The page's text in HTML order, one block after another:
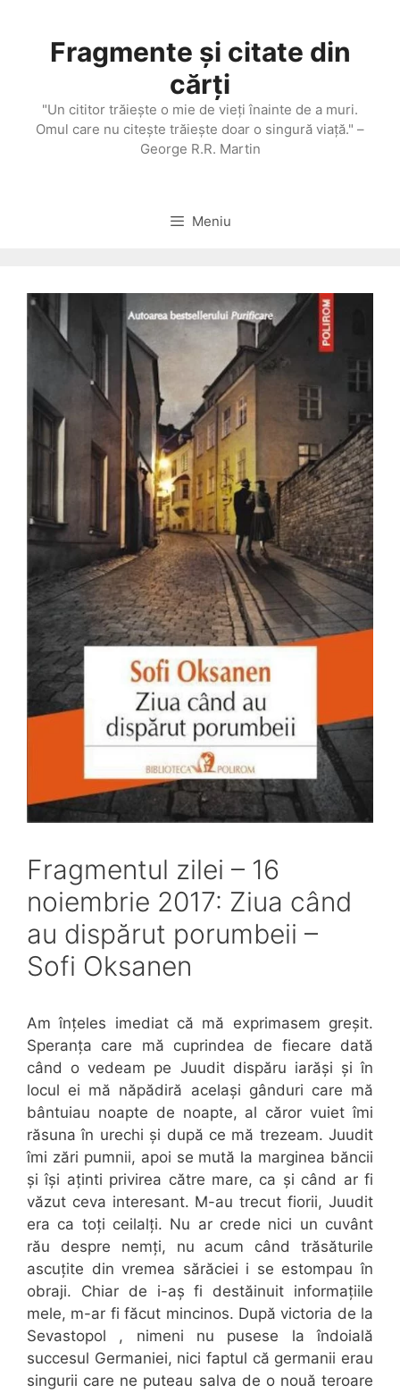
conținutFragmente și citate din
cărți
"Un cititor trăieşte o mie de vieţi înainte de a muri.
Omul care nu citeşte trăieşte doar o singură viaţă." –
George R.R. Martin
Meniu
Fragmentul zilei – 16
noiembrie 2017: Ziua când
au dispărut porumbeii –
Sofi Oksanen
Am înțeles imediat că mă exprimasem greșit.
Speranța care mă cuprindea de fiecare dată
când o vedeam pe Juudit dispăru iarăși și în
locul ei mă năpădiră același gânduri care mă
bântuiau noapte de noapte, al căror vuiet îmi
răsuna în urechi și după ce mă trezeam. Juudit
îmi zări pumnii, apoi se mută la marginea băncii
și își aținti privirea către mare, ca și când ar fi
văzut ceva interesant. M-au trecut fiorii, Juudit
era ca toți ceilalți. Nu ar crede nici un cuvânt
rău despre nemți, nu acum când trăsăturile
ascuțite din vremea sărăciei i se estompau în
obraji. Chiar de i-aș fi destăinuit informațiile
mele, m-ar fi făcut mincinos. După victoria de la
Sevastopol , nimeni nu pusese la îndoială
succesul Germaniei, nici faptul că germanii erau
singurii care ne puteau salva de o nouă teroare